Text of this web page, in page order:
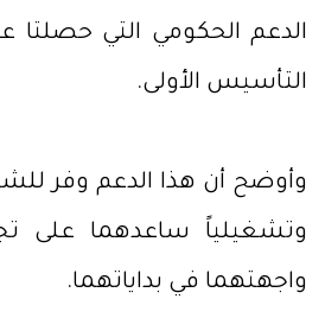
الدعم الحكومي التي حصلتا
التأسيس الأولى.
وأوضح أن هذا الدعم وفر
وتشغيلياً ساعدهما على
واجهتهما في بداياتهما.